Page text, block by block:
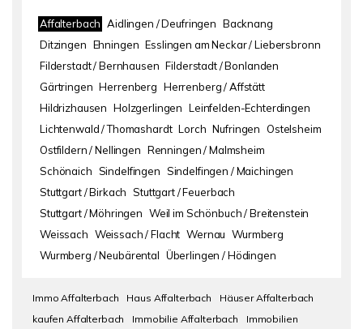
Affalterbach Aidlingen / Deufringen Backnang
Ditzingen Ehningen Esslingen am Neckar / Liebersbronn
Filderstadt / Bernhausen Filderstadt / Bonlanden
Gärtringen Herrenberg Herrenberg / Affstätt
Hildrizhausen Holzgerlingen Leinfelden-Echterdingen
Lichtenwald / Thomashardt Lorch Nufringen
Ostelsheim
Ostfildern / Nellingen Renningen / Malmsheim
Schönaich Sindelfingen Sindelfingen / Maichingen
Stuttgart / Birkach Stuttgart / Feuerbach
Stuttgart / Möhringen Weil im Schönbuch / Breitenstein
Weissach Weissach / Flacht Wernau Wurmberg
Wurmberg / Neubärental Überlingen / Hödingen
Immo Affalterbach Haus Affalterbach
Häuser Affalterbach
kaufen Affalterbach
Immobilie Affalterbach
Immobilien